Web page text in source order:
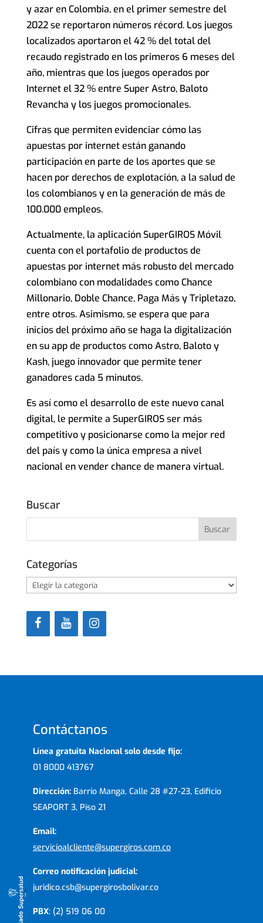
y azar en Colombia, en el primer semestre del
2022 se reportaron números récord. Los juegos
localizados aportaron el 42 % del total del
recaudo registrado en los primeros 6 meses del
año, mientras que los juegos operados por
Internet el 32 % entre Super Astro, Baloto
Revancha y los juegos promocionales.
Cifras que permiten evidenciar cómo las
apuestas por internet están ganando
participación en parte de los aportes que se
hacen por derechos de explotación, a la salud de
los colombianos y en la generación de más de
100.000 empleos.
Actualmente, la aplicación SuperGIROS Móvil
cuenta con el portafolio de productos de
apuestas por internet más robusto del mercado
colombiano con modalidades como Chance
Millonario, Doble Chance, Paga Más y Tripletazo,
entre otros. Asimismo, se espera que para
inicios del próximo año se haga la digitalización
en su app de productos como Astro, Baloto y
Kash, juego innovador que permite tener
ganadores cada 5 minutos.
Es así como el desarrollo de este nuevo canal
digital, le permite a SuperGIROS ser más
competitivo y posicionarse como la mejor red
del país y como la única empresa a nivel
nacional en vender chance de manera virtual.
Buscar
Categorías
Categorías
Contáctanos
Línea gratuita Nacional solo desde fijo:
01 8000 413767
Dirección: Barrio Manga, Calle 28 #27-23, Edificio
SEAPORT 3, Piso 21
Email:
servicioalcliente@supergiros.com.co
Correo notificación judicial:
juridico.csb@supergirosbolivar.co
PBX: (2) 519 06 00